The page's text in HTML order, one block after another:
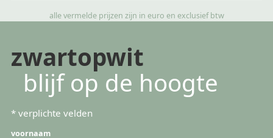
alle vermelde prijzen zijn in euro en exclusief btw
zwartopwit
blijf op de hoogte
* verplichte velden
voornaam